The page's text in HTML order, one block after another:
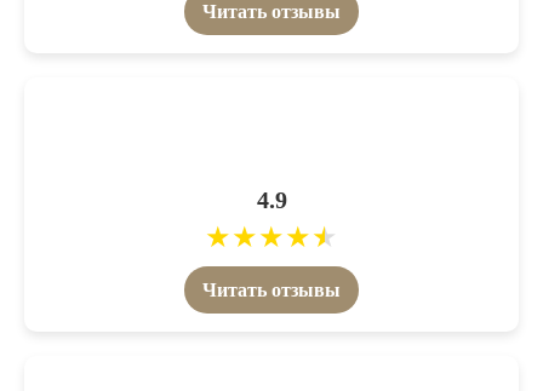
Читать отзывы
4.9
★★★★★
Читать отзывы